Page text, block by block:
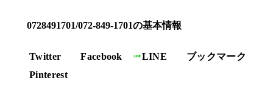
0728491701/072-849-1701の基本情報
Twitter Facebook LINE
ブックマーク
Pinterest